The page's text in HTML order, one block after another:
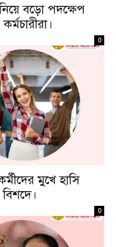
বড়ো পদক্ষেপ
0
মুখে হাসি
0